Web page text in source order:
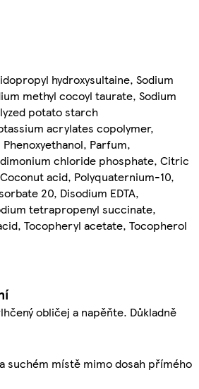
hydroxysultaine, Sodium
methyl cocoyl taurate, Sodium
potato starch
acrylates copolymer,
Parfum,
chloride phosphate, Citric
acid, Polyquaternium-10,
20, Disodium EDTA,
tetrapropenyl succinate,
Tocopheryl acetate, Tocopherol
obličej a napěňte. Důkladně
suchém místě mimo dosah přímého